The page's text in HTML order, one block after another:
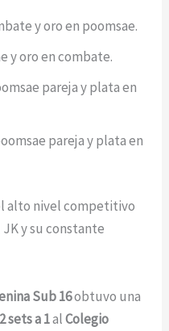
y oro en poomsae.
y oro en combate.
pareja y plata en
pareja y plata en
alto nivel competitivo
y su constante
Sub 16obtuvo una
2 sets a 1alColegio